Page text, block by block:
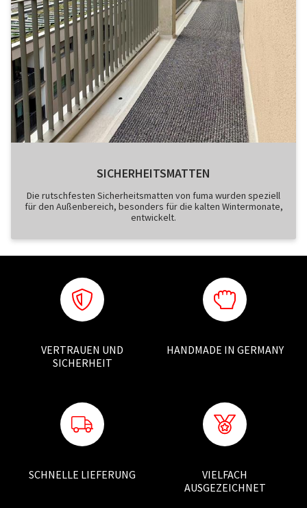
SICHERHEITSMATTEN
Die rutschfesten Sicherheitsmatten von fuma wurden speziell
für den Außenbereich, besonders für die kalten Wintermonate,
entwickelt.
VERTRAUEN UND
SICHERHEIT
HANDMADE IN GERMANY
SCHNELLE LIEFERUNG
VIELFACH
AUSGEZEICHNET